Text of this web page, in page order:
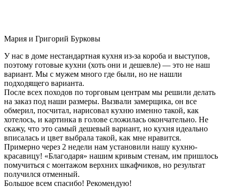
Мария и Григорий Бурковы
У нас в доме нестандартная кухня из-за короба и выступов,
поэтому готовые кухни (хоть они и дешевле) — это не наш
вариант. Мы с мужем много где были, но не нашли
подходящего варианта.
После всех походов по торговым центрам мы решили делать
на заказ под наши размеры. Вызвали замерщика, он все
обмерил, посчитал, нарисовал кухню именно такой, как
хотелось, и картинка в голове сложилась окончательно. Не
скажу, что это самый дешевый вариант, но кухня идеально
вписалась и цвет выбрала такой, как мне нравится.
Примерно через 2 недели нам установили нашу кухню-
красавицу! «Благодаря» нашим кривым стенам, им пришлось
помучиться с монтажом верхних шкафчиков, но результат
получился отменный.
Большое всем спасибо! Рекомендую!